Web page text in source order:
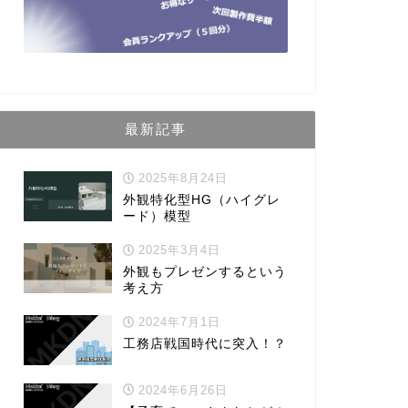
最新記事
2025年8月24日
外観特化型HG（ハイグレ
ード）模型
2025年3月4日
外観もプレゼンするという
考え方
2024年7月1日
工務店戦国時代に突入！？
2024年6月26日